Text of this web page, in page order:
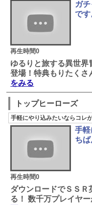
再生時間0
ガ
です
ゆるりと旅する異世
登場！特典もりたくさ
をみる
トップヒーローズ
手軽にやり込みたいならコレ
再生時間0
手
ちば
ダウンロードでＳＳＲ
る！ 数千万プレイヤ